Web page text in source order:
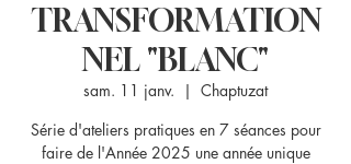
TRANSFORMATION
NEL "BLANC"
sam. 11 janv.
  |
Chaptuzat
Série d'ateliers pratiques en 7 séances pour
faire de l'Année 2025 une année unique